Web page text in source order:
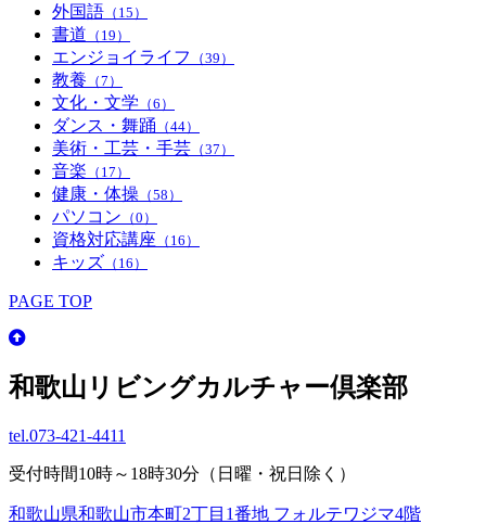
外国語 （15）
書道 （19）
エンジョイライフ （39）
教養 （7）
文化・文学 （6）
ダンス・舞踊 （44）
美術・工芸・手芸 （37）
音楽 （17）
健康・体操 （58）
パソコン （0）
資格対応講座 （16）
キッズ （16）
PAGE TOP
和歌山リビングカルチャー倶楽部
tel.073-421-4411
受付時間10時～18時30分（日曜・祝日除く）
和歌山県和歌山市本町2丁目1番地 フォルテワジマ4階